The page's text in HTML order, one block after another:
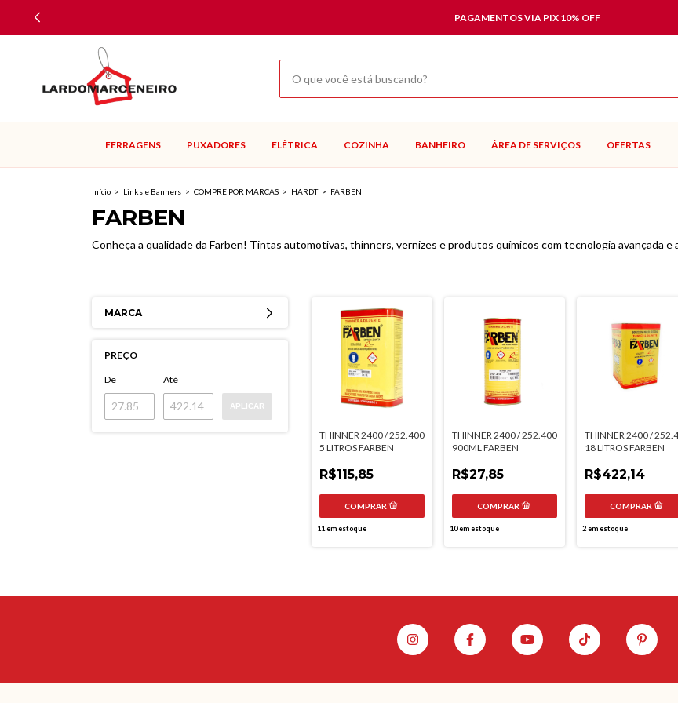
PAGAMENTOS VIA PIX 10% OFF
FERRAGENS PUXADORES ELÉTRICA COZINHA BANHEIRO ÁREA DE SERVIÇOS OFERTAS
Início > Links e Banners > COMPRE POR MARCAS > HARDT > FARBEN
FARBEN
Conheça a qualidade da Farben! Tintas automotivas, thinners, vernizes e produtos químicos com tecnologia avançada
MARCA
PREÇO
De Até
APLICAR
THINNER 2400 / 252.400
5 LITROS FARBEN
R$115,85
11 em estoque
THINNER 2400 / 252.400
900ML FARBEN
R$27,85
10em estoque
THINNER 2400 /
18 LITROS FARBEN
R$422,14
2em estoque